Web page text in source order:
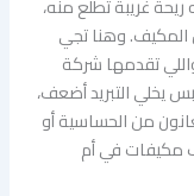
غريبة تطلع منه،
المكيف. وهنا تجي
تقدمها شركة
يخلي التبريد أضعف،
من الحساسية أو
مكيفات في أم